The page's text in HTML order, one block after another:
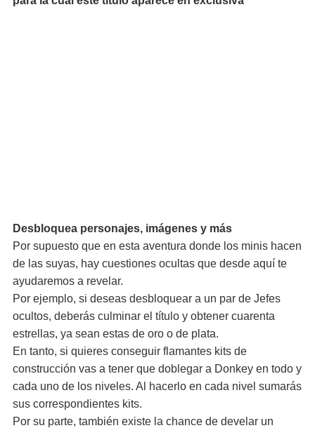
Desbloquea personajes, imágenes y más
Por supuesto que en esta aventura donde los minis hacen
de las suyas, hay cuestiones ocultas que desde aquí te
ayudaremos a revelar.
Por ejemplo, si deseas desbloquear a un par de Jefes
ocultos, deberás culminar el título y obtener cuarenta
estrellas, ya sean estas de oro o de plata.
En tanto, si quieres conseguir flamantes kits de
construcción vas a tener que doblegar a Donkey en todo y
cada uno de los niveles. Al hacerlo en cada nivel sumarás
sus correspondientes kits.
Por su parte, también existe la chance de develar un